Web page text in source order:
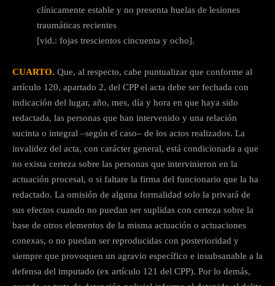
clínicamente estable y no presenta huelas de lesiones
traumáticas recientes
[vid.: fojas trescientos cincuenta y ocho].
CUARTO. Que, al respecto, cabe puntualizar que conforme al
artículo 120, apartado 2, del CPP el acta debe ser fechada con
indicación del lugar, año, mes, día y hora en que haya sido
redactada, las personas que han intervenido y una relación
sucinta o integral –según el caso– de los actos realizados. La
invalidez del acta, con carácter general, está condicionada a que
no exista certeza sobre las personas que intervinieron en la
actuación procesal, o si faltare la firma del funcionario que la ha
redactado. La omisión de alguna formalidad solo la privará de
sus efectos cuando no puedan ser suplidas con certeza sobre la
base de otros elementos de la misma actuación o actuaciones
conexas, o no puedan ser reproducidas con posterioridad y
siempre que provoquen un agravio específico e insubsanable a la
defensa del imputado (ex artículo 121 del CPP). Por lo demás,